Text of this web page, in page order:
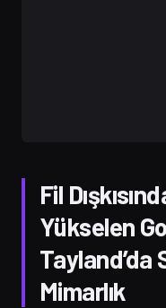
Fil
Yükselen
Tayland’da
Mimarlık